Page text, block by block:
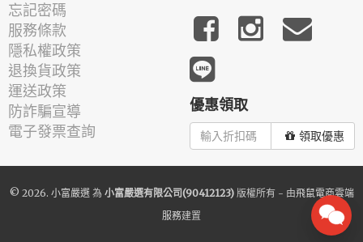
忘記密碼
服務條款
隱私權政策
退換貨政策
運送政策
防詐騙宣導
電子發票查詢
優惠領取
領取優惠
© 2026. 小富嚴選為 小富嚴選有限公司(90412123)版權所有 - 由飛鼠電商雲端
服務建置